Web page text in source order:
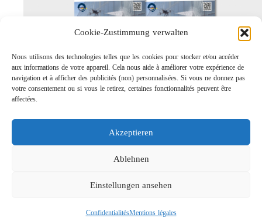
Cookie-Zustimmung verwalten
Nous utilisons des technologies telles que les cookies pour stocker et/ou accéder
aux informations de votre appareil. Cela nous aide à améliorer votre expérience de
navigation et à afficher des publicités (non) personnalisées. Si vous ne donnez pas
votre consentement ou si vous le retirez, certaines fonctionnalités peuvent être
affectées.
Akzeptieren
Ablehnen
Einstellungen ansehen
ConfidentialitésMentions légales